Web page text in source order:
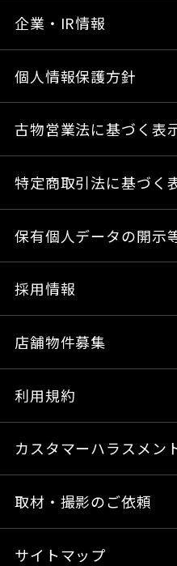
企業・IR情報
個人情報保護方針
古物営業法に基づく表
特定商取引法に基づく
保有個人データの開示
採用情報
店舗物件募集
利用規約
カスタマーハラスメン
取材・撮影のご依頼
サイトマップ